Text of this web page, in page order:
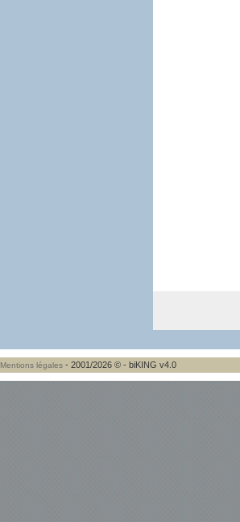
Mentions légales - 2001/2026 © - biKING v4.0